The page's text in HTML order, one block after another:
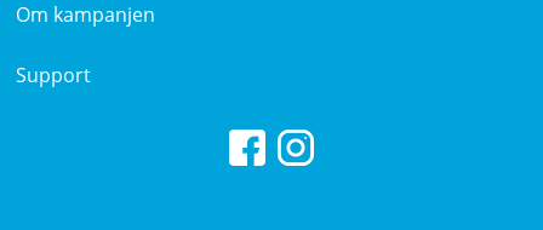
Om kampanjen
Support